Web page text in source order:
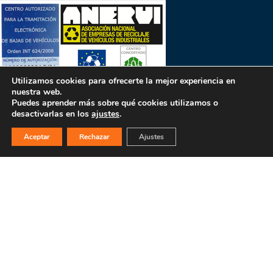
PULSA PARA MÁS INFORMACIÓN
Utilizamos cookies para ofrecerte la mejor experiencia en
nuestra web.
Puedes aprender más sobre qué cookies utilizamos o
desactivarlas en los ajustes.
Aceptar Rechazar Ajustes